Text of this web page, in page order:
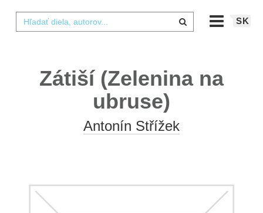
SK
Zátiší (Zelenina na
ubruse)
Antonín Střížek